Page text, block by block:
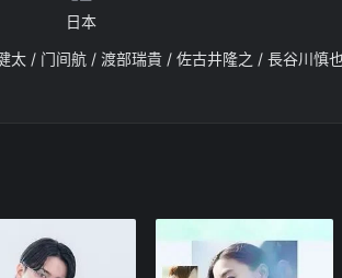
日本
太 / 门间航 / 渡部瑞貴 / 佐古井隆之 / 長谷川慎